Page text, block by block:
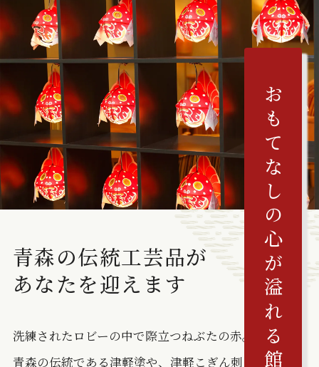
青森の伝統工芸品が
あなたを迎えます
洗練されたロビーの中で際立つねぶたの赤。
青森の伝統である津軽塗や、津軽こぎん刺しを用いた
おもてなしの心が溢れる館内